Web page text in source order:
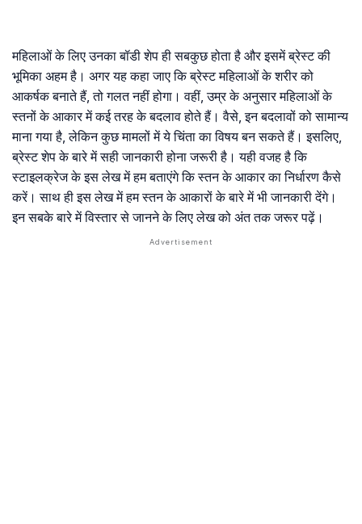
महिलाओं के लिए उनका बॉडी शेप ही सबकुछ होता है और इसमें ब्रेस्ट की
भूमिका अहम है। अगर यह कहा जाए कि ब्रेस्ट महिलाओं के शरीर को
आकर्षक बनाते हैं, तो गलत नहीं होगा। वहीं, उम्र के अनुसार महिलाओं के
स्तनों के आकार में कई तरह के बदलाव होते हैं। वैसे, इन बदलावों को सामान्य
माना गया है, लेकिन कुछ मामलों में ये चिंता का विषय बन सकते हैं। इसलिए,
ब्रेस्ट शेप के बारे में सही जानकारी होना जरूरी है। यही वजह है कि
स्टाइलक्रेज के इस लेख में हम बताएंगे कि स्तन के आकार का निर्धारण कैसे
करें। साथ ही इस लेख में हम स्तन के आकारों के बारे में भी जानकारी देंगे।
इन सबके बारे में विस्तार से जानने के लिए लेख को अंत तक जरूर पढ़ें।